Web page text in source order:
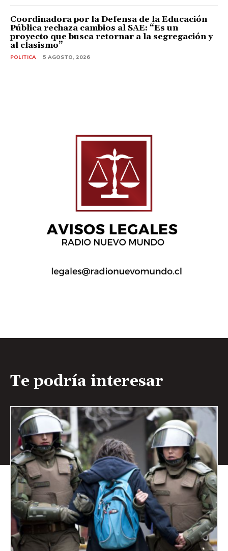
Coordinadora por la Defensa de la Educación
Pública rechaza cambios al SAE: “Es un
proyecto que busca retornar a la segregación y
al clasismo”
POLITICA 5 AGOSTO, 2026
Te podría interesar